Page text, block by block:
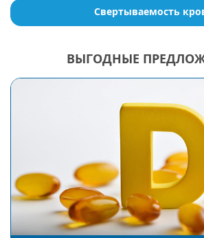
Свертываемость
ВЫГОДНЫЕ